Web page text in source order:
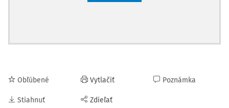
Obľúbené
Stiahnuť
Vytlačiť
Zdieľať
Poznámka